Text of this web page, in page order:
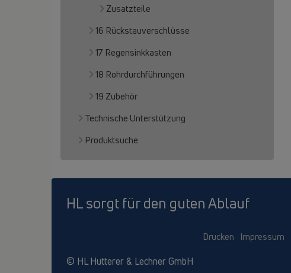
Zusatzteile
16 Rückstauverschlüsse
17 Regensinkkasten
18 Rohrdurchführungen
19 Zubehör
Technische Unterstützung
Produktsuche
HL sorgt für den guten Ablauf
Drucken Impressum
© HL Hutterer & Lechner GmbH